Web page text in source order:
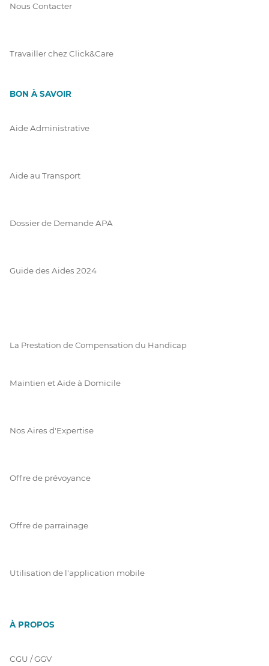
Nous Contacter
Travailler chez Click&Care
BON À SAVOIR
Aide Administrative
Aide au Transport
Dossier de Demande APA
Guide des Aides 2024
La Prestation de Compensation du Handicap
Maintien et Aide à Domicile
Nos Aires d'Expertise
Offre de prévoyance
Offre de parrainage
Utilisation de l'application mobile
À PROPOS
CGU / GGV